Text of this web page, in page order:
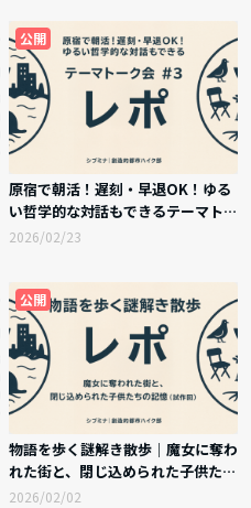
公開
原宿で朝活！遅刻・早退OK！ゆる
い哲学的な対話もできるテーマトー
ク会 #3 実施レポート
2026/02/23
公開
物語を歩く謎解き散歩｜魔女に奪わ
れた街と、閉じ込められた子供たち
2026/02/02